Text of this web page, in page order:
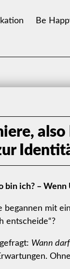
Be
also
bin ich? –
begannen mit
entscheide“?
Wann